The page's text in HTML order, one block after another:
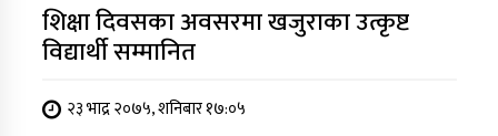
शिक्षा दिवसका अवसरमा खजुराका उत्कृष्ट
विद्यार्थी सम्मानित
२३ भाद्र २०७५, शनिबार १७:०५